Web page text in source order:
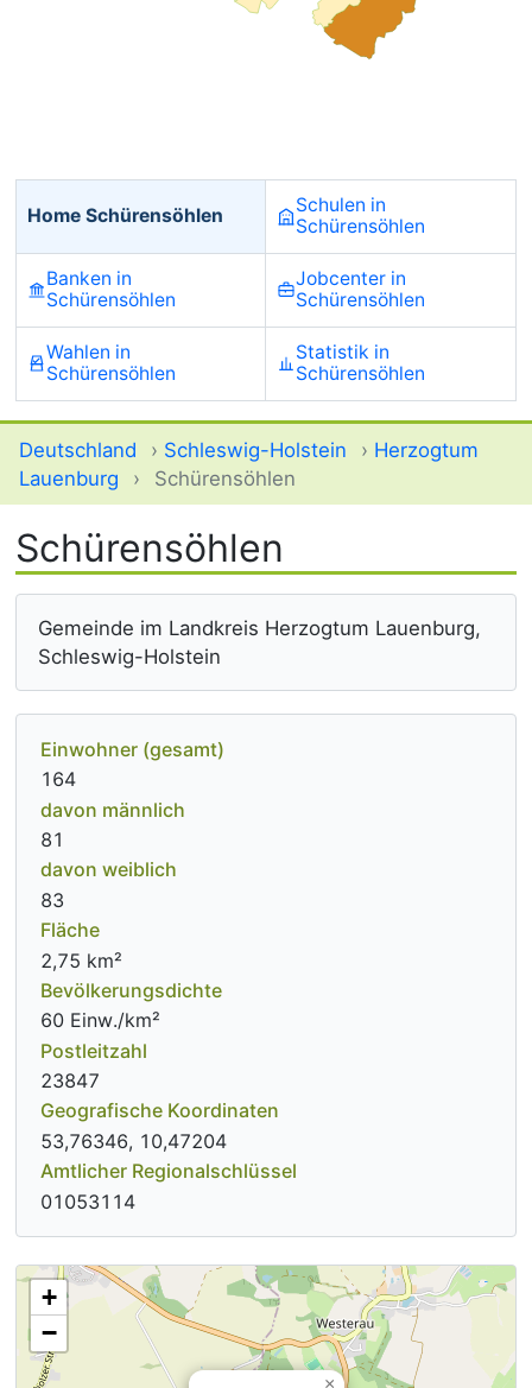
Home Schürensöhlen
Schulen in
Schürensöhlen
Banken in
Schürensöhlen
Jobcenter in
Schürensöhlen
Wahlen in
Schürensöhlen
Statistik in
Schürensöhlen
Deutschland › Schleswig-Holstein › Herzogtum
Lauenburg
› Schürensöhlen
Schürensöhlen
Gemeinde im Landkreis Herzogtum Lauenburg,
Schleswig-Holstein
Einwohner (gesamt)
164
davon männlich
81
davon weiblich
83
Fläche
2,75 km²
Bevölkerungsdichte
60 Einw./km²
Postleitzahl
23847
Geografische Koordinaten
53,76346, 10,47204
Amtlicher Regionalschlüssel
01053114
×
+
−